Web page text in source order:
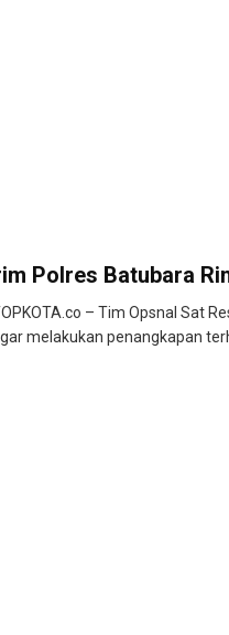
Polres Batubara
– Tim Opsnal Sat
melakukan penangkapan